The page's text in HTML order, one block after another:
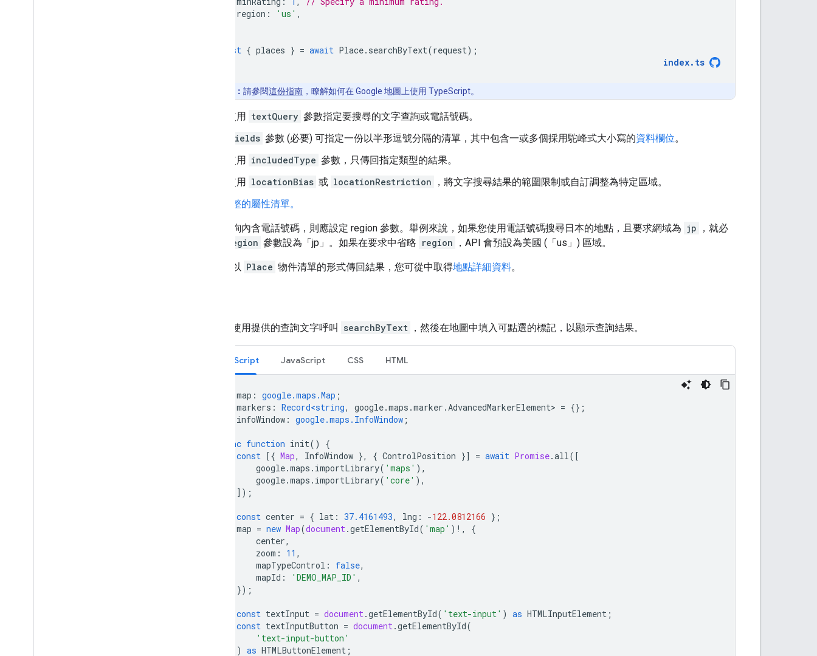
region : 'us' ,
const { places } = await Place. searchByText(request);
index. ts
注意： 請參閱這份指南 ，瞭解如何在 Google 地圖上使用 TypeScript。
使用 textQuery 參數指定要搜尋的文字查詢或電話號碼。
fields 參數 (必要) 可指定一份以半形逗號分隔的清單，其中包含一或多個採用駝峰式大小寫的資料欄位。
使用 includedType 參數，只傳回指定類型的結果。
使用 locationBias 或 locationRestriction
，將文字搜尋結果的範圍限制或自訂調整為特定區域。
查看完整的屬性清單。
如果查詢內含電話號碼，則應設定 region 參數。舉例來說，如果您使用電話號碼搜尋日本的地點，且要求網域為 jp
，就必
region 參數設為「jp」。如果在要求中省略 region ，API 會預設為美國 (「us」) 區域。
系統會以 Place 物件清單的形式傳回結果，您可從中取得地點詳細資料。
下例會使用提供的查詢文字呼叫 searchByText ，然後在地圖中填入可點選的標記，以顯示查詢結果。
TypeScript JavaScript CSS HTML
map : google.maps.Map ;
markers : Record<string, google.maps .marker .AdvancedMarkerElement> = {};
infoWindow : google.maps.InfoWindow ;
async function init()
{
const [{ Map, InfoWindow }, { ControlPosition }] = await Promise.all([
google.maps . importLibrary( 'maps' ),
google.maps . importLibrary( 'core' ),
]);
const center = { lat : 37.4161493, lng : -122.0812166 };
map = new Map(document.getElementById( 'map' ) ! ,
{
center,
zoom : 11 ,
mapTypeControl : false,
mapId : 'DEMO_MAP_ID' ,
});
const textInput = document.getElementById( 'text-input' ) as HTMLInputElement ;
const textInputButton = document.getElementById(
'text-input-button'
) as HTMLButtonElement ;